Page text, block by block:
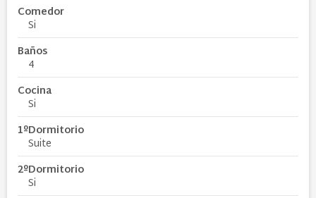
Comedor
Si
Baños
4
Cocina
Si
1ºDormitorio
Suite
2ºDormitorio
Si